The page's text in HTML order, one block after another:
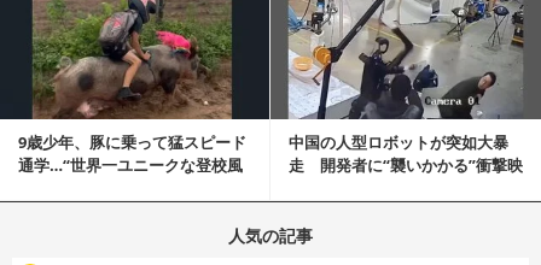
9歳少年、豚に乗って猛スピード
通学…“世界一ユニークな登校風
中国の人型ロボットが突如大暴
走 開発者に“襲いかかる”衝撃映
記事を読む
人気の記事